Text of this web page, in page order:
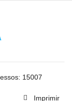
15007
Imprimir